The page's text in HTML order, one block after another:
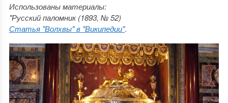
Использованы материалы:
"Русский паломник (1893, № 52)
Статья "Волхвы" в "Википедии".